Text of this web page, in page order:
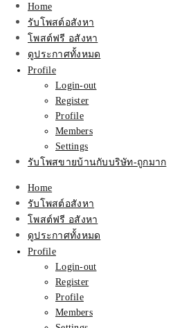
โฆษณารับโพสอ
งาน บริํษัทใหญ่ เ
บ้าน คุณภาพอันดั
SEOขายบ้าน
Home
รับโพสต์อสังหา
โพสต์ฟรี อสังหา
ดูประกาศทั้งหมด
Profile
Login-out
Register
Profile
Members
Settings
รับโพสขายบ้านกับบริษัท-ถูกมาก
Home
รับโพสต์อสังหา
โพสต์ฟรี อสังหา
ดูประกาศทั้งหมด
Profile
Login-out
Register
Profile
Members